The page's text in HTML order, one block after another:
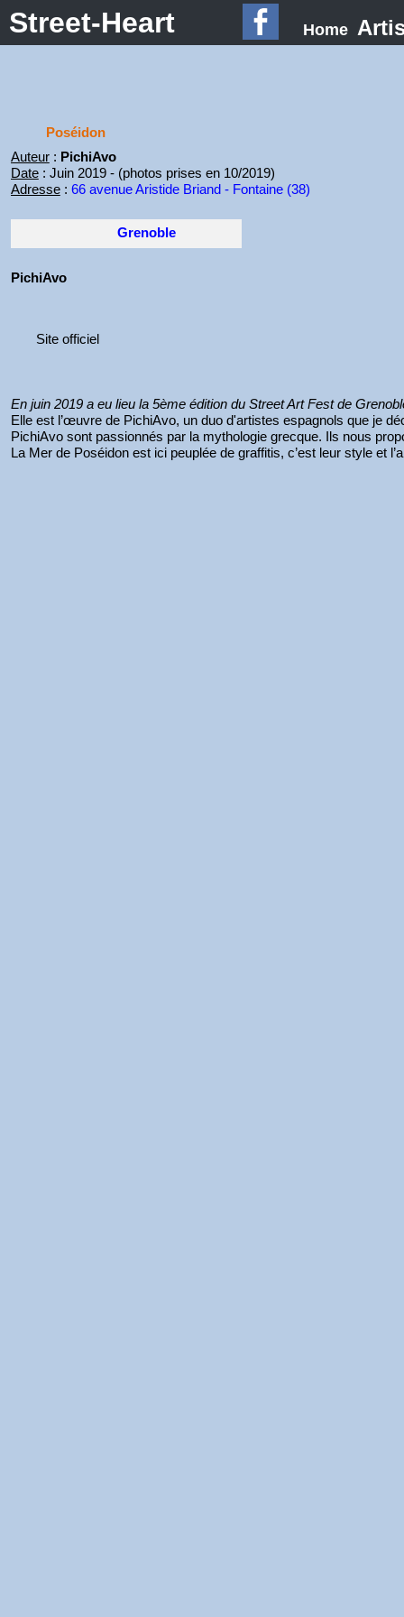
Street-Heart Home
Poséidon
Auteur: PichiAvo
Date: Juin 2019 - (photos prises en 10/2019)
Adresse: 66 avenue Aristide Briand - Fontaine (38)
Grenoble
PichiAvo
Site officiel
En juin 2019 a eu lieu la 5ème édition du Street Art Fest de
Elle est l’œuvre de PichiAvo, un duo d'artistes espagnols que je
PichiAvo sont passionnés par la mythologie grecque. Ils nous
La Mer de Poséidon est ici peuplée de graffitis, c’est leur style et